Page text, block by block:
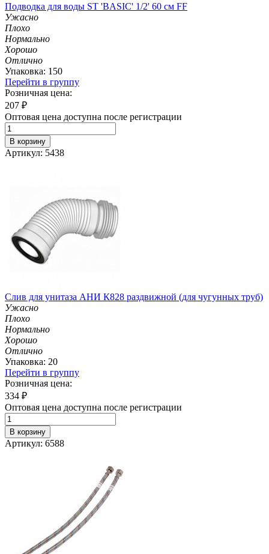
Подводка для воды ST 'BASIC' 1/2' 60 см FF
Ужасно
Плохо
Нормально
Хорошо
Отлично
Упаковка: 150
Перейти в группу
Розничная цена:
207 ₽
Оптовая цена доступна после регистрации
В корзину
Артикул: 5438
Слив для унитаза АНИ К828 раздвижной (для чугунных труб)
Ужасно
Плохо
Нормально
Хорошо
Отлично
Упаковка: 20
Перейти в группу
Розничная цена:
334 ₽
Оптовая цена доступна после регистрации
В корзину
Артикул: 6588